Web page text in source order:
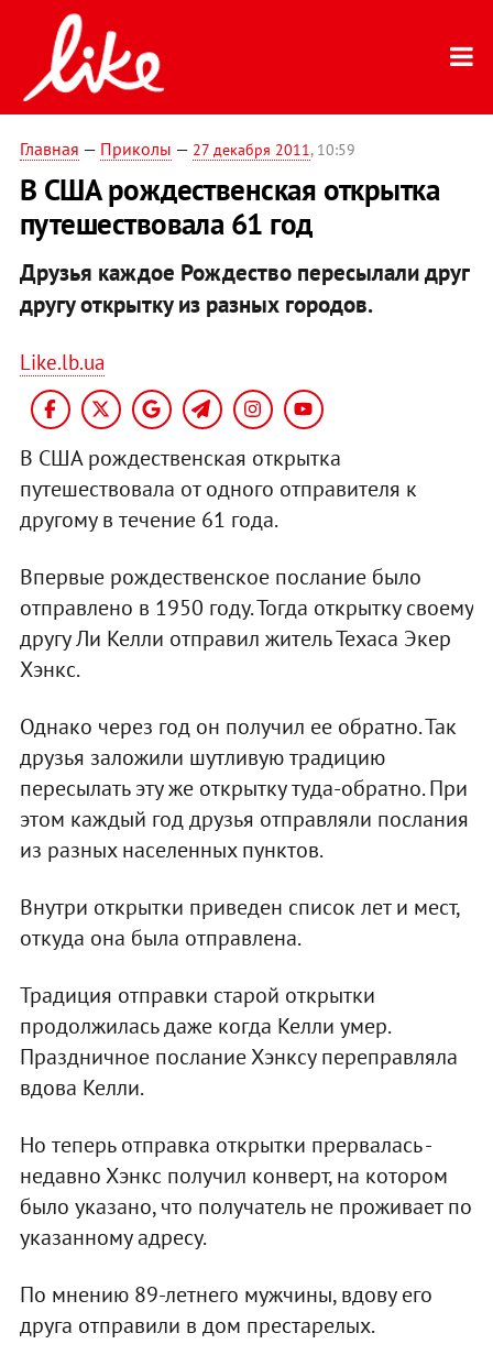
Главная — Приколы — 27 декабря 2011, 10:59
В США рождественская открытка
путешествовала 61 год
Друзья каждое Рождество пересылали друг
другу открытку из разных городов.
Like.lb.ua
В США рождественская открытка
путешествовала от одного отправителя к
другому в течение 61 года.
Впервые рождественское послание было
отправлено в 1950 году. Тогда открытку своему
другу Ли Келли отправил житель Техаса Экер
Хэнкс.
Однако через год он получил ее обратно. Так
друзья заложили шутливую традицию
пересылать эту же открытку туда-обратно. При
этом каждый год друзья отправляли послания
из разных населенных пунктов.
Внутри открытки приведен список лет и мест,
откуда она была отправлена.
Традиция отправки старой открытки
продолжилась даже когда Келли умер.
Праздничное послание Хэнксу переправляла
вдова Келли.
Но теперь отправка открытки прервалась -
недавно Хэнкс получил конверт, на котором
было указано, что получатель не проживает по
указанному адресу.
По мнению 89-летнего мужчины, вдову его
друга отправили в дом престарелых.